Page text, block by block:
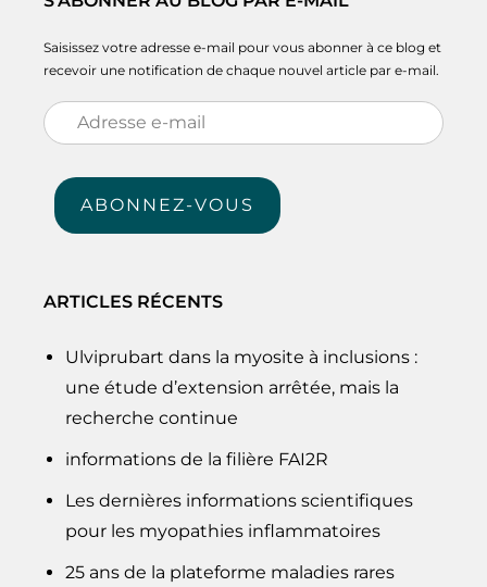
Saisissez votre adresse e-mail pour vous abonner à ce blog et
recevoir une notification de chaque nouvel article par e-mail.
Adresse
e-
mail
ABONNEZ-VOUS
ARTICLES RÉCENTS
Ulviprubart dans la myosite à inclusions :
une étude d’extension arrêtée, mais la
recherche continue
informations de la filière FAI2R
Les dernières informations scientifiques
pour les myopathies inflammatoires
25 ans de la plateforme maladies rares